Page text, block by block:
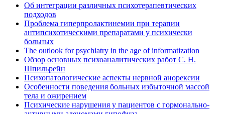
Об интеграции различных психотерапевтических
подходов
Проблема гиперпролактинемии при терапии
антипсихотическими препаратами у психически
больных
The outlook for psychiatry in the age of informatization
Обзор основных психоаналитических работ С. Н.
Шпильрейн
Психопатологические аспекты нервной анорексии
Особенности поведения больных избыточной массой
тела и ожирением
Психические нарушения у пациентов с гормонально-